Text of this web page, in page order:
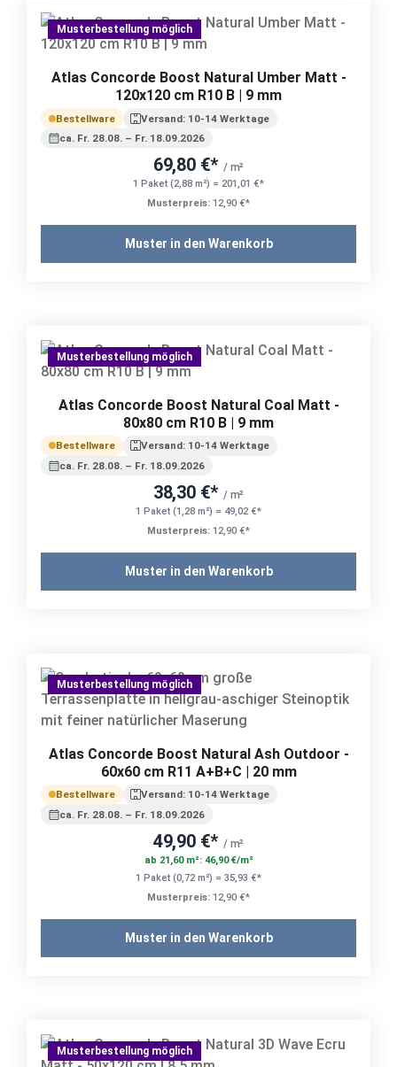
Musterbestellung möglich
Atlas Concorde Boost Natural Umber Matt -
120x120 cm R10 B | 9 mm
Bestellware
Versand: 10-14 Werktage
ca. Fr. 28.08. – Fr. 18.09.2026
69,80 €* / m²
1 Paket (2,88 m²) = 201,01 €*
Musterpreis: 12,90 €*
Muster in den Warenkorb
Musterbestellung möglich
Atlas Concorde Boost Natural Coal Matt -
80x80 cm R10 B | 9 mm
Bestellware
Versand: 10-14 Werktage
ca. Fr. 28.08. – Fr. 18.09.2026
38,30 €* / m²
1 Paket (1,28 m²) = 49,02 €*
Musterpreis: 12,90 €*
Muster in den Warenkorb
Musterbestellung möglich
Atlas Concorde Boost Natural Ash Outdoor -
60x60 cm R11 A+B+C | 20 mm
Bestellware
Versand: 10-14 Werktage
ca. Fr. 28.08. – Fr. 18.09.2026
49,90 €* / m²
ab 21,60 m²: 46,90 €/m²
1 Paket (0,72 m²) = 35,93 €*
Musterpreis: 12,90 €*
Muster in den Warenkorb
Musterbestellung möglich